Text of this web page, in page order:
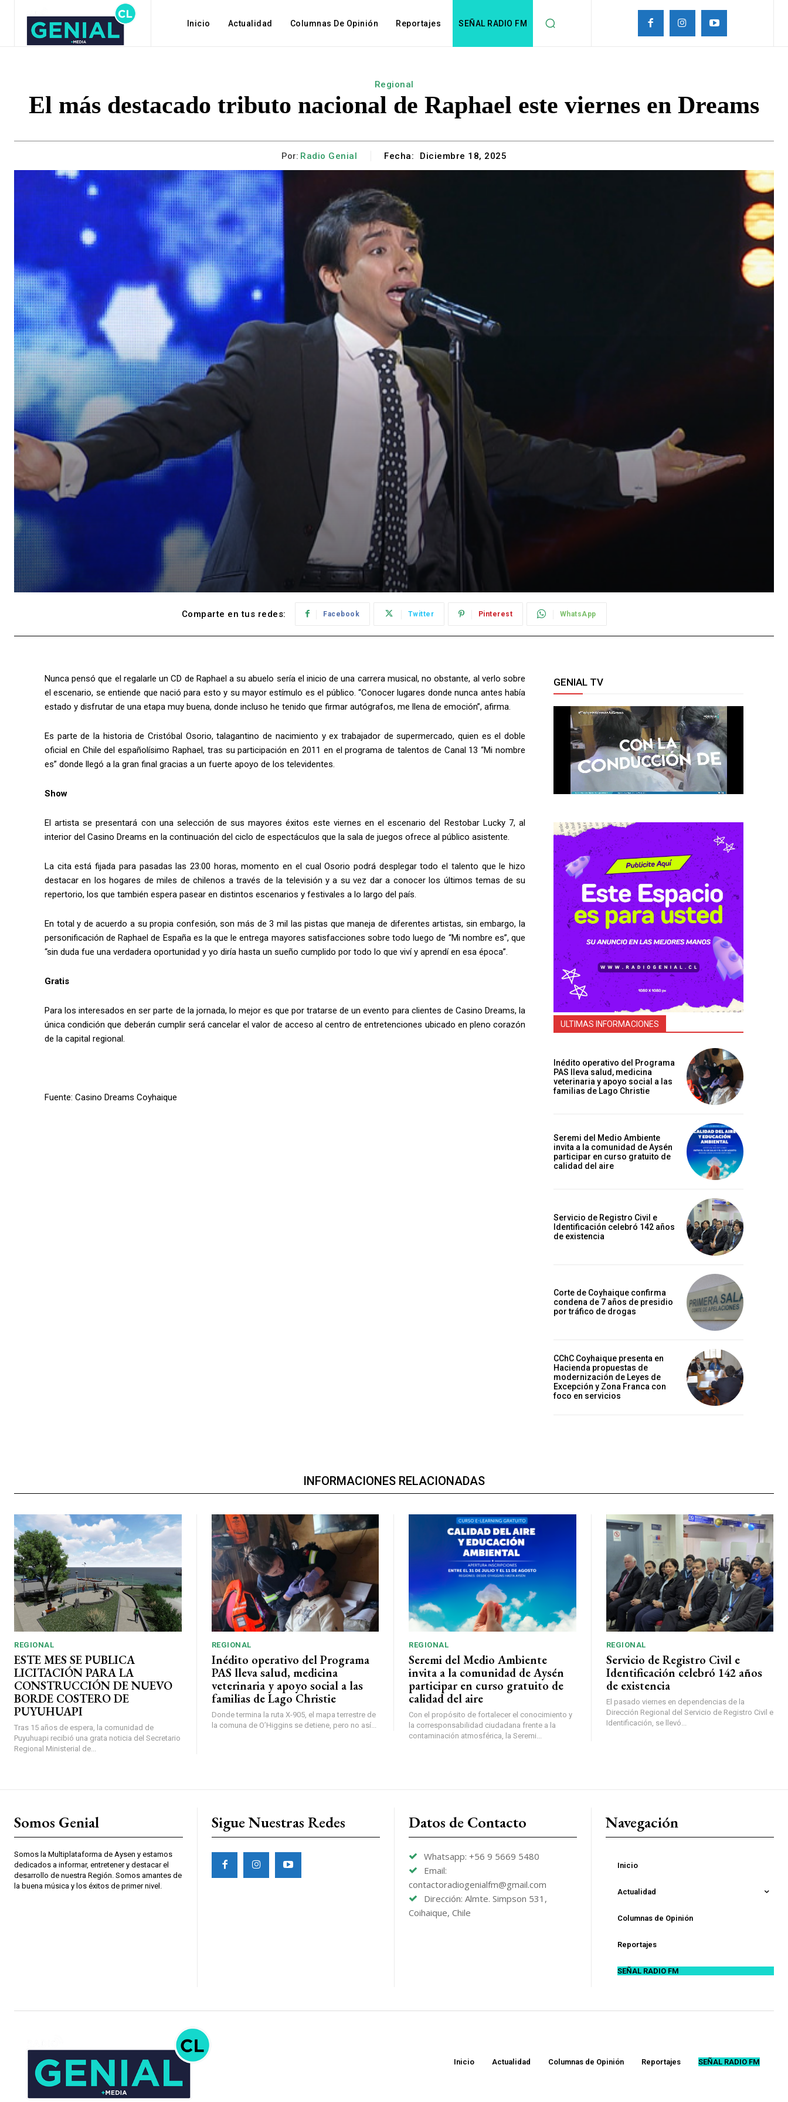
Inicio Actualidad Columnas De Opinión Reportajes SEÑAL RADIO FM
Regional
El más destacado tributo nacional de Raphael este viernes en Dreams
Por: Radio Genial Fecha: Diciembre 18, 2025
Comparte en tus redes: Facebook Twitter Pinterest WhatsApp
Nunca pensó que el regalarle un CD de Raphael a su abuelo sería el inicio de una carrera musical, no obstante, al verlo sobre
el escenario, se entiende que nació para esto y su mayor estímulo es el público. “Conocer lugares donde nunca antes había
estado y disfrutar de una etapa muy buena, donde incluso he tenido que firmar autógrafos, me llena de emoción”, afirma.
Es parte de la historia de Cristóbal Osorio, talagantino de nacimiento y ex trabajador de supermercado, quien es el doble
oficial en Chile del españolísimo Raphael, tras su participación en 2011 en el programa de talentos de Canal 13 “Mi nombre
es” donde llegó a la gran final gracias a un fuerte apoyo de los televidentes.
Show
El artista se presentará con una selección de sus mayores éxitos este viernes en el escenario del Restobar Lucky 7, al
interior del Casino Dreams en la continuación del ciclo de espectáculos que la sala de juegos ofrece al público asistente.
La cita está fijada para pasadas las 23:00 horas, momento en el cual Osorio podrá desplegar todo el talento que le hizo
destacar en los hogares de miles de chilenos a través de la televisión y a su vez dar a conocer los últimos temas de su
repertorio, los que también espera pasear en distintos escenarios y festivales a lo largo del país.
En total y de acuerdo a su propia confesión, son más de 3 mil las pistas que maneja de diferentes artistas, sin embargo, la
personificación de Raphael de España es la que le entrega mayores satisfacciones sobre todo luego de “Mi nombre es”, que
“sin duda fue una verdadera oportunidad y yo diría hasta un sueño cumplido por todo lo que viví y aprendí en esa época”.
Gratis
Para los interesados en ser parte de la jornada, lo mejor es que por tratarse de un evento para clientes de Casino Dreams, la
única condición que deberán cumplir será cancelar el valor de acceso al centro de entretenciones ubicado en pleno corazón
de la capital regional.
Fuente: Casino Dreams Coyhaique
GENIAL TV
ULTIMAS INFORMACIONES
Inédito operativo del Programa
PAS lleva salud, medicina
veterinaria y apoyo social a las
familias de Lago Christie
Seremi del Medio Ambiente
invita a la comunidad de Aysén
participar en curso gratuito de
calidad del aire
Servicio de Registro Civil e
Identificación celebró 142 años
de existencia
Corte de Coyhaique confirma
condena de 7 años de presidio
por tráfico de drogas
CChC Coyhaique presenta en
Hacienda propuestas de
modernización de Leyes de
Excepción y Zona Franca con
foco en servicios
INFORMACIONES RELACIONADAS
REGIONAL
ESTE MES SE PUBLICA
LICITACIÓN PARA LA
CONSTRUCCIÓN DE NUEVO
BORDE COSTERO DE
PUYUHUAPI
Tras 15 años de espera, la comunidad de
Puyuhuapi recibió una grata noticia del Secretario
Regional Ministerial de...
REGIONAL
Inédito operativo del Programa
PAS lleva salud, medicina
veterinaria y apoyo social a las
familias de Lago Christie
Donde termina la ruta X-905, el mapa terrestre de
la comuna de O’Higgins se detiene, pero no así...
REGIONAL
Seremi del Medio Ambiente
invita a la comunidad de Aysén
participar en curso gratuito de
calidad del aire
Con el propósito de fortalecer el conocimiento y
la corresponsabilidad ciudadana frente a la
contaminación atmosférica, la Seremi...
REGIONAL
Servicio de Registro Civil e
Identificación celebró 142 años
de existencia
El pasado viernes en dependencias de la
Dirección Regional del Servicio de Registro Civil e
Identificación, se llevó...
Somos Genial
Somos la Multiplataforma de Aysen y estamos
dedicados a informar, entretener y destacar el
desarrollo de nuestra Región. Somos amantes de
la buena música y los éxitos de primer nivel.
Sigue Nuestras Redes Datos de Contacto
Whatsapp: +56 9 5669 5480
Email:
contactoradiogenialfm@gmail.com
Dirección: Almte. Simpson 531,
Coihaique, Chile
Navegación
Inicio
Actualidad
Columnas de Opinión
Reportajes
SEÑAL RADIO FM
Inicio Actualidad Columnas de Opinión Reportajes SEÑAL RADIO FM